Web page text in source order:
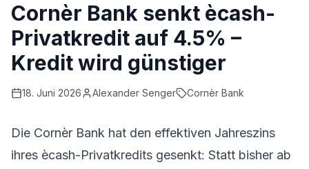
Cornèr Bank senkt ècash-
Privatkredit auf 4.5% –
Kredit wird günstiger
18. Juni 2026 Alexander Senger Cornèr Bank
Die Cornèr Bank hat den effektiven Jahreszins
ihres ècash-Privatkredits gesenkt: Statt bisher ab